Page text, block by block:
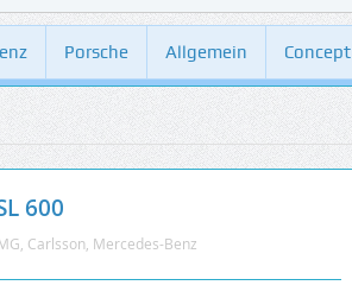
Porsche Allgemein Concept
600
Carlsson Mercedes-Benz